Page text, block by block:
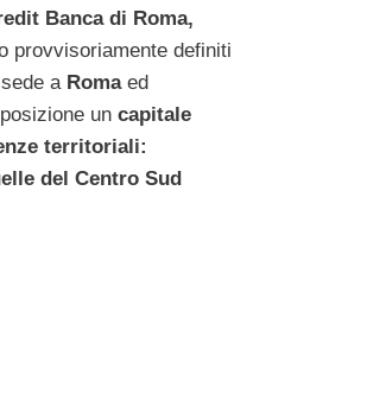
Banca di Roma,
provvisoriamente definiti
a Romaed
un capitale
territoriali:
del Centro Sud